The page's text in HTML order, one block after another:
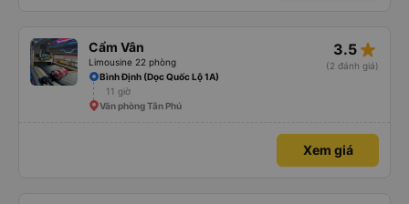
Cẩm Vân
Limousine 22 phòng
3.5 star_rate
(2 đánh giá)
Bình Định (Dọc Quốc Lộ 1A)
11 giờ
Văn phòng Tân Phú
Xem giá